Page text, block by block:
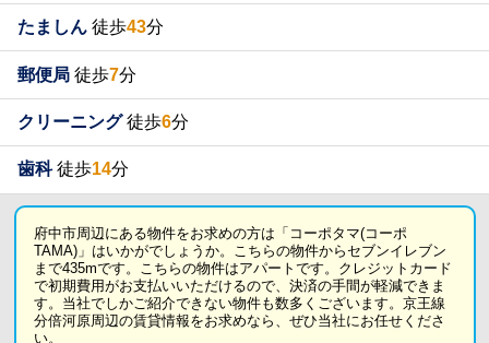
たましん 徒歩43分
郵便局 徒歩7分
クリーニング徒歩6分
歯科徒歩14分
府中市周辺にある物件をお求めの方は「コーポタマ(コーポ
TAMA)」はいかがでしょうか。こちらの物件からセブンイレブン
まで435mです。こちらの物件はアパートです。クレジットカード
で初期費用がお支払いいただけるので、決済の手間が軽減できま
す。当社でしかご紹介できない物件も数多くございます。京王線
分倍河原周辺の賃貸情報をお求めなら、ぜひ当社にお任せくださ
い。